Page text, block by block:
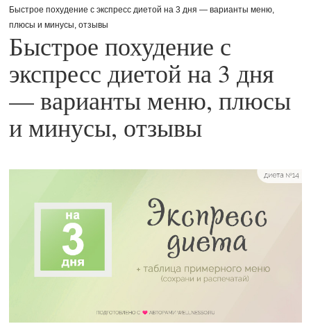
Быстрое похудение с экспресс диетой на 3 дня — варианты меню,
плюсы и минусы, отзывы
Быстрое похудение с
экспресс диетой на 3 дня
— варианты меню, плюсы
и минусы, отзывы